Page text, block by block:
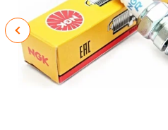
Previous